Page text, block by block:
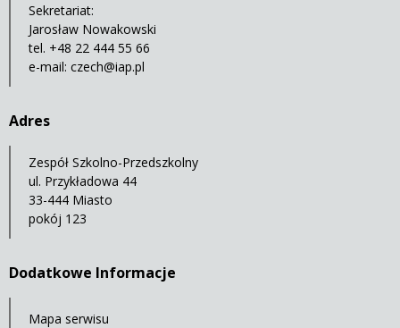
Sekretariat:
Jarosław Nowakowski
tel. +48 22 444 55 66
e-mail: czech@iap.pl
Adres
Zespół Szkolno-Przedszkolny
ul. Przykładowa 44
33-444 Miasto
pokój 123
Dodatkowe Informacje
Mapa serwisu